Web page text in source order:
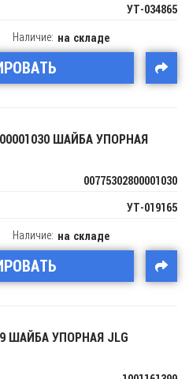
УТ-034865
Наличие: на складе
ШАЙБА УПОРНАЯ
00775302800001030
УТ-019165
Наличие: на складе
ШАЙБА УПОРНАЯ JLG